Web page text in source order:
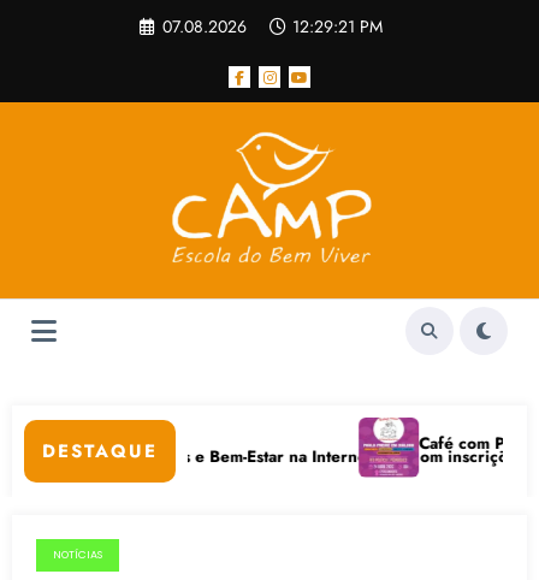
07.08.2026 12:29:21 PM
DESTAQUE
Digitais e Bem-Estar na Internet está com inscrições abertas
Café com Paulo
13.05.2015
NOTÍCIAS